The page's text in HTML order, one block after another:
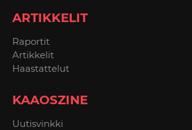
ARTIKKELIT
Raportit
Artikkelit
Haastattelut
KAAOSZINE
Uutisvinkki